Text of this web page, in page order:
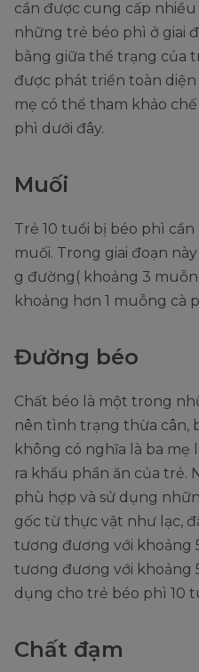
cần được cung cấp
những trẻ béo phì ở giai
bằng giữa thể trạng của
được phát triển toàn
mẹ có thể tham khảo
phì dưới đây.
Muối
Trẻ 10 tuổi bị béo phì
muối. Trong giai đoạn
g đường( khoảng 3
khoảng hơn 1 muỗng cà
Đường béo
Chất béo là một trong
nên tình trạng thừa cân,
không có nghĩa là ba mẹ
ra khẩu phần ăn của trẻ.
phù hợp và sử dụng
gốc từ thực vật như lạc,
tương đương với khoảng
tương đương với khoảng
dụng cho trẻ béo phì 10
Chất đạm